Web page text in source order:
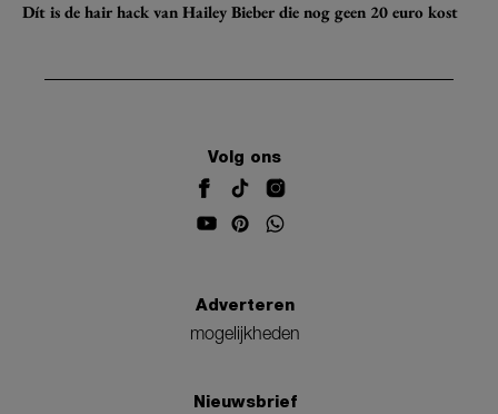
Dít is de hair hack van Hailey Bieber die nog geen 20 euro kost
Volg ons
Adverteren
mogelijkheden
Nieuwsbrief